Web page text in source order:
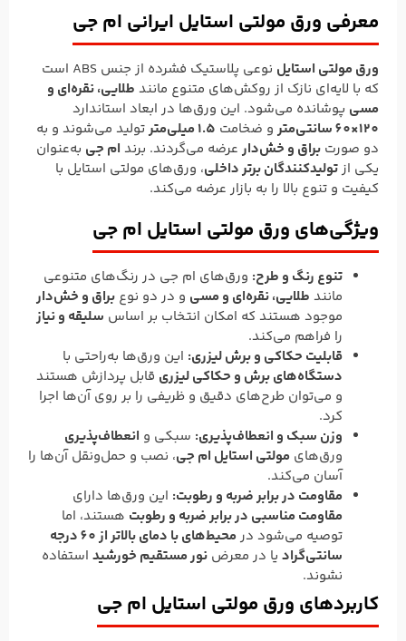
معرفی ورق مولتی استایل ایرانی ام جی
ورق مولتی استایل
نوعی پلاستیک فشرده از جنس ABS است
که با لایه‌ای نازک از روکش‌های متنوع مانند طلایی، نقره‌ای و
مسی پوشانده می‌شود. این ورق‌ها در ابعاد استاندارد
120×60 سانتی‌متر
و ضخامت 1.5 میلی‌متر
تولید می‌شوند و به
دو صورت براق و خش‌دار عرضه می‌گردند. برند ام جی به‌عنوان
یکی ازتولیدکنندگان برتر داخلی، ورق‌های مولتی استایل با
کیفیت و تنوع بالا را به بازار عرضه می‌کند.
ویژگی‌های ورق مولتی استایل ام جی
تنوع رنگ و طرح: ورق‌های ام جی در رنگ‌های متنوعی
مانند طلایی، نقره‌ای و مسی و در دو نوع براق و خش‌دار
موجود هستند که امکان انتخاب بر اساس سلیقه و نیاز
را فراهم می‌کند.
قابلیت حکاکی و برش لیزری: این ورق‌ها به‌راحتی با
دستگاه‌های برش و حکاکی لیزری قابل پردازش هستند
و می‌توان طرح‌های دقیق و ظریفی را بر روی آن‌ها اجرا
کرد.
وزن سبک و انعطاف‌پذیری: سبکی و انعطاف‌پذیری
ورق‌های مولتی استایل ام جی، نصب و حمل‌ونقل آن‌ها را
آسان می‌کند.
مقاومت در برابر ضربه و رطوبت: این ورق‌ها دارای
مقاومت مناسبی در برابر ضربه و رطوبت هستند، اما
توصیه می‌شود در
محیط‌های با دمای بالاتر از 60 درجه
سانتی‌گراد یا در معرض نور مستقیم خورشید استفاده
نشوند.
کاربردهای ورق مولتی استایل ام جی